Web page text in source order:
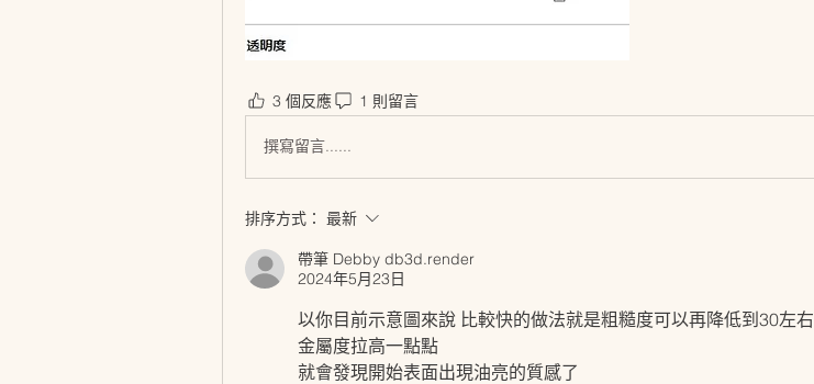
3 個反應 1 則留言
撰寫留言......
排序方式： 最新
帶筆 Debby db3d.render
2024年5月23日
以你目前示意圖來說 比較快的做法就是粗糙度可以再降低到30左右
金屬度拉高一點點
就會發現開始表面出現油亮的質感了